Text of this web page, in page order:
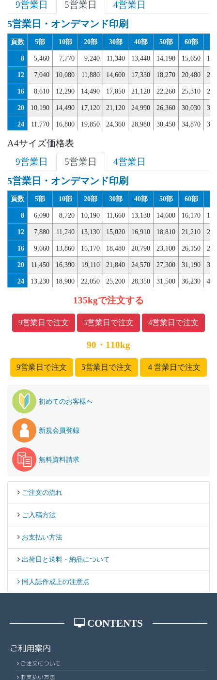
9営業日 5営業日 4営業日
5営業日・オンデマンド印刷
頁数 5部 10部 20部 30部 40部 50部 60部
8 5,460 7,770 9,240 11,340 13,440 14,190 15,650
12 7,040 10,080 11,880 14,600 17,330 18,270 20,480
16 8,610 12,290 14,490 17,850 21,120 22,260 25,310
20 10,190 14,490 17,120 21,120 24,990 26,360 30,030
24 11,770 16,800 19,850 24,360 28,980 30,450 34,870
28 13,230 18,900
32 14,810 21,210 25,100 30,870 36,650
A4サイズ価格表
9営業日
5営業日 4営業日
5営業日・オンデマンド印刷
頁数 5部 10部 20部 30部 40部 50部 60部
8 6,090 8,720 10,190 11,660 13,130 14,600 16,170
12 7,880 11,240 13,130 15,020 16,910 18,810 21,210
16 9,660 13,860 16,170 18,480 20,790 23,100 26,150
20 11,450 16,390 19,110 21,840 24,570 27,300 31,190
24 13,230 18,900 22,050 25,200 28,350 31,500 36,230
21,530 25,100 28,670 32,240
32 16,800 24,050 28,050 32,030 36,020 40,010 46,310
135kgで注文する
9営業日で注文 5営業日で注文 4営業日で注文
90・110kg
9営業日で注文 5営業日で注文 ４営業日で注文
初めてのお客様へ
新規会員登録
無料資料請求
ご注文の流れ
ご入稿方法
お支払い方法
出荷日と送料・納品について
同人誌作成上の注意点
CONTENTS
ご利用案内
ご注文について
お支払い方法